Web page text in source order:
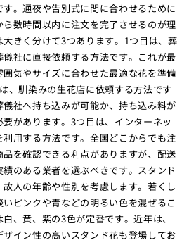
。通夜や告別式に間に合わせるために
数時間以内に注文を完了させるのが理
きく分けて3つあります。1つ目は、葬
社に直接依頼する方法です。これが最
気やサイズに合わせた最適な花を準備
、馴染みの生花店に依頼する方法です
社へ持ち込みが可能か、持ち込み料が
があります。3つ目は、インターネッ
利用する方法です。全国どこからでも注
を確認できる利点がありますが、配送
績のある業者を選ぶべきです。スタンド
人の年齢や性別を考慮します。若くし
ピンクや青などの明るい色を混ぜるこ
、黄、紫の3色が定番です。近年は、
イン性の高いスタンド花も登場してお